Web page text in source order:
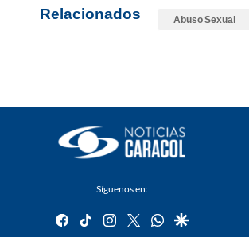
Relacionados Abuso Sexual
Síguenos en:
facebook
tiktok instagram
twitterwhatsapp
google